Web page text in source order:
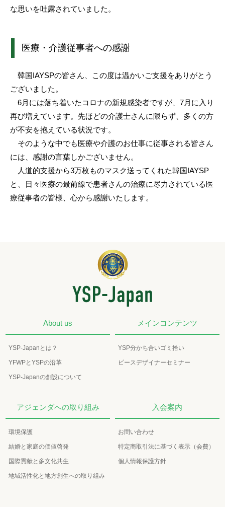
な思いを吐露されていました。
医療・介護従事者への感謝
韓国IAYSPの皆さん、この度は温かいご支援をありがとう
ございました。
6月には落ち着いたコロナの新規感染者ですが、7月に入り
再び増えています。先ほどの介護士さんに限らず、多くの方
が不安を抱えている状況です。
そのような中でも医療や介護のお仕事に従事される皆さん
には、感謝の言葉しかございません。
人道的支援から3万枚ものマスク送ってくれた韓国IAYSP
と、日々医療の最前線で患者さんの治療に尽力されている医
療従事者の皆様、心から感謝いたします。
About us
YSP-Japanとは？
YFWPとYSPの沿革
YSP-Japanの創設について
メインコンテンツ
YSP分かち合いゴミ拾い
ピースデザイナーセミナー
アジェンダへの取り組み
環境保護
結婚と家庭の価値啓発
国際貢献と多文化共生
地域活性化と地方創生への取り組み
入会案内
お問い合わせ
特定商取引法に基づく表示（会費）
個人情報保護方針